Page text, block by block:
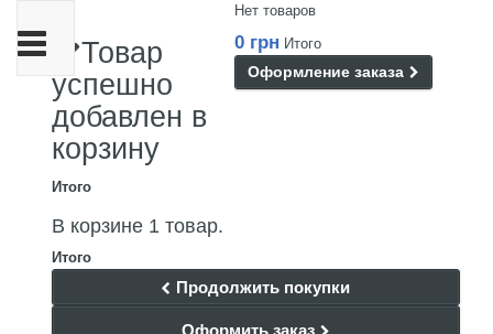
Нет товаров
0 грн Итого
Оформление заказа
Товар
успешно
добавлен в
корзину
Итого
В корзине 1 товар.
Итого
Продолжить покупки
Оформить заказ
Переключить
навигации